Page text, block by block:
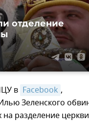
отделение
в Facebook ,
Зеленского
разделение